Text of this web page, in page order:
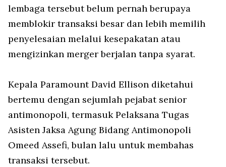
lembaga tersebut belum pernah berupaya
memblokir transaksi besar dan lebih memilih
penyelesaian melalui kesepakatan atau
mengizinkan merger berjalan tanpa syarat.
Kepala Paramount David Ellison diketahui
bertemu dengan sejumlah pejabat senior
antimonopoli, termasuk Pelaksana Tugas
Asisten Jaksa Agung Bidang Antimonopoli
Omeed Assefi, bulan lalu untuk membahas
transaksi tersebut.